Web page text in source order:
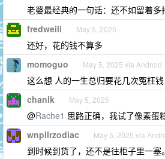
老婆最经典的一句话：还不如留着多
fredweili May 5, 2025
还好，花的钱不算多
momoguo May 5, 2025 via Android
这么想 人的一生总归要花几次冤枉
chanlk May 5, 2025
@Rache1 思路正确，我试了像素蛋
wnpllrzodiac May 5, 2025 via
到时候到货了，还不是往柜子里一